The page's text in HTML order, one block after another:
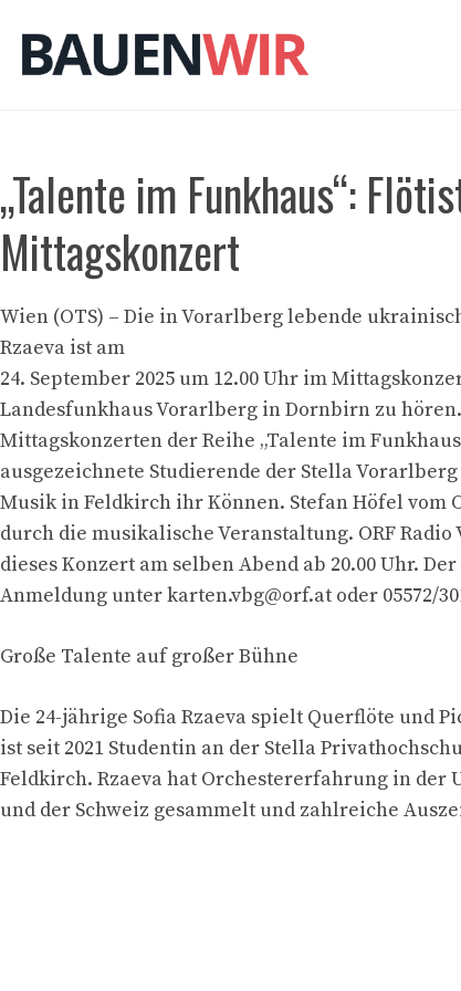
Inhalt
springen
„Talente im Funkhaus“:
Mittagskonzert
Wien (OTS) – Die in Vorarlberg lebende
Rzaeva ist am
24. September 2025 um 12.00 Uhr im
Landesfunkhaus Vorarlberg in Dornbirn zu
Mittagskonzerten der Reihe „Talente im
ausgezeichnete Studierende der Stella
Musik in Feldkirch ihr Können. Stefan Höfel vom
durch die musikalische Veranstaltung. ORF
dieses Konzert am selben Abend ab 20.00 Uhr.
Anmeldung unterkarten.vbg@orf.at oder 05572/
Große Talente auf großer Bühne
Die 24-jährige Sofia Rzaeva spielt Querflöte und
ist seit 2021 Studentin an der Stella
Feldkirch. Rzaeva hat Orchestererfahrung in der
und der Schweiz gesammelt und zahlreiche